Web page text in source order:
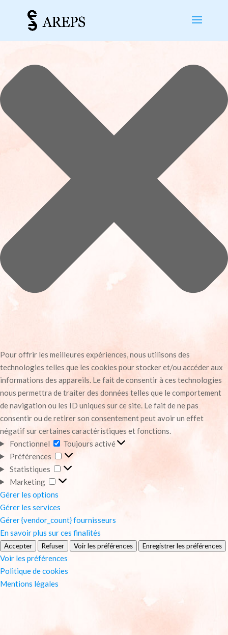
Pour offrir les meilleures expériences, nous utilisons des
technologies telles que les cookies pour stocker et/ou accéder aux
informations des appareils. Le fait de consentir à ces technologies
nous permettra de traiter des données telles que le comportement
de navigation ou les ID uniques sur ce site. Le fait de ne pas
consentir ou de retirer son consentement peut avoir un effet
négatif sur certaines caractéristiques et fonctions.
Fonctionnel
Fonctionnel
Toujours activé
Préférences
Préférences
Statistiques
Statistiques
Marketing
Marketing
Gérer les options
Gérer les services
Gérer {vendor_count} fournisseurs
En savoir plus sur ces finalités
Accepter Refuser Voir les préférences Enregistrer les préférences
Voir les préférences
Politique de cookies
Mentions légales